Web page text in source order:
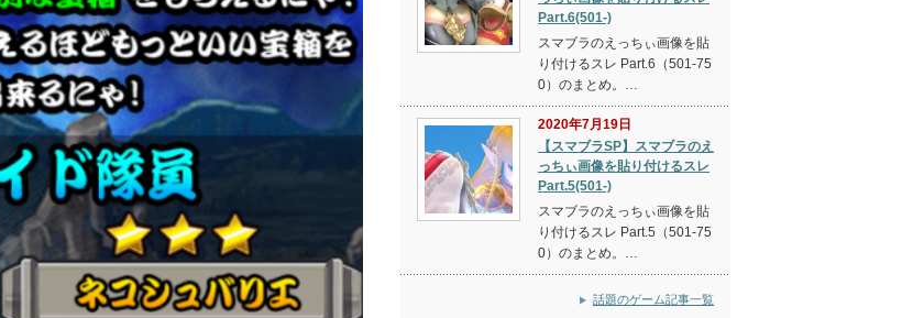
Part.6(501-)
スマブラのえっちぃ画像を貼
り付けるスレ Part.6（501-75
0）のまとめ。…
2020年7月19日
【スマブラSP】スマブラのえ
っちぃ画像を貼り付けるスレ
Part.5(501-)
スマブラのえっちぃ画像を貼
り付けるスレ Part.5（501-75
0）のまとめ。…
話題のゲーム記事一覧